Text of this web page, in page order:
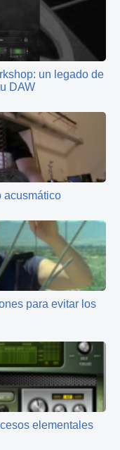
un legado de
DAW
acusmático
para evitar los
elementales